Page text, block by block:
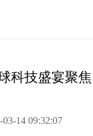
科技盛宴聚焦
14 09:32:07